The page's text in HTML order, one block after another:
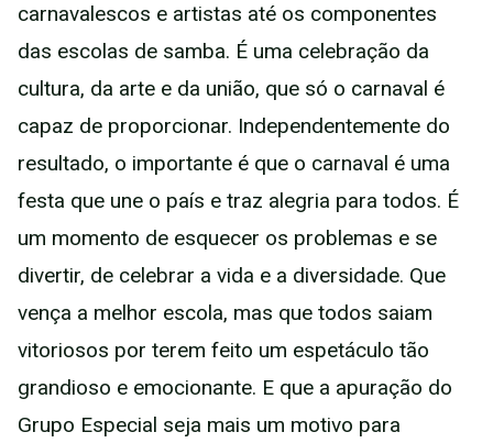
carnavalescos e artistas até os componentes
das escolas de samba. É uma celebração da
cultura, da arte e da união, que só o carnaval é
capaz de proporcionar. Independentemente do
resultado, o importante é que o carnaval é uma
festa que une o país e traz alegria para todos. É
um momento de esquecer os problemas e se
divertir, de celebrar a vida e a diversidade. Que
vença a melhor escola, mas que todos saiam
vitoriosos por terem feito um espetáculo tão
grandioso e emocionante. E que a apuração do
Grupo Especial seja mais um motivo para